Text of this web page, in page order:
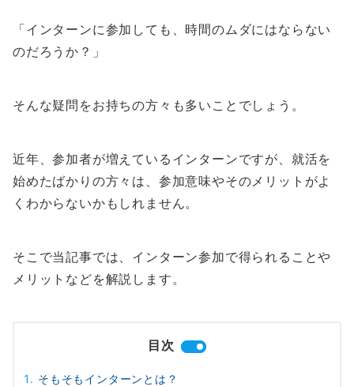
「インターンに参加しても、時間のムダにはならない
のだろうか？」
そんな疑問をお持ちの方々も多いことでしょう。
近年、参加者が増えているインターンですが、就活を
始めたばかりの方々は、参加意味やそのメリットがよ
くわからないかもしれません。
そこで当記事では、インターン参加で得られることや
メリットなどを解説します。
目次
そもそもインターンとは？